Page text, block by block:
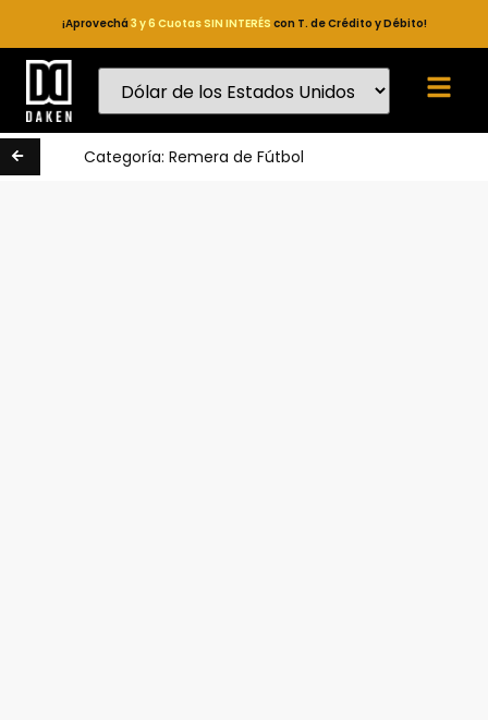
¡Aprovechá3 y 6 Cuotas SIN INTERÉS con T. de Crédito y Débito!
Categoría:Remera de Fútbol